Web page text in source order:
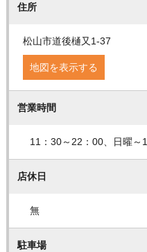
住所
松山市道後樋又1-37
地図を表示する
営業時間
11：30～22：00、日曜～
店休日
無
駐車場